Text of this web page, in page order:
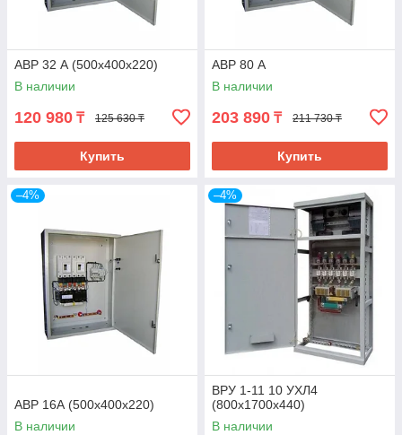
АВР 32 А (500х400х220)
В наличии
120 980 ₸ 125 630 ₸
Купить
АВР 80 А
В наличии
203 890 ₸ 211 730 ₸
Купить
–4%
АВР 16А (500x400x220)
В наличии
–4%
ВРУ 1-11 10 УХЛ4
(800х1700х440)
В наличии